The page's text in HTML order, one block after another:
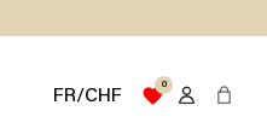
FR/CHF favorite0